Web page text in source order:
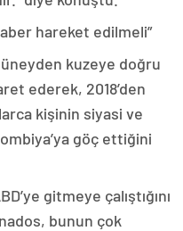
hareket edilmeli”
kuzeye doğru
ederek, 2018’den
kişinin siyasi ve
göç ettiğini
gitmeye çalıştığını
bunun çok